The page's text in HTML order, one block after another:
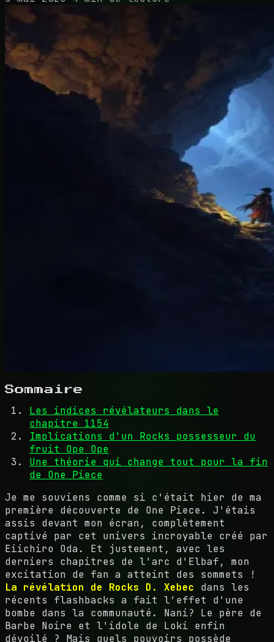
Sommaire
Les indices révélateurs dans le
chapitre 1154
Implications d'un Rocks possesseur du
fruit Ope Ope
Une théorie qui change tout pour la fin
de One Piece
Je me souviens comme si c'était hier de ma
première découverte de One Piece. J'étais
assis devant mon écran, complètement
captivé par cet univers incroyable créé par
Eiichiro Oda. Et justement, avec les
derniers chapitres de l'arc d'Elbaf, mon
excitation de fan a atteint des sommets !
La révélation de Rocks D. Xebec dans les
récents flashbacks a fait l'effet d'une
bombe dans la communauté. Nani? Le père de
Barbe Noire et l'idole de Loki enfin
dévoilé ? Mais quels pouvoirs possède